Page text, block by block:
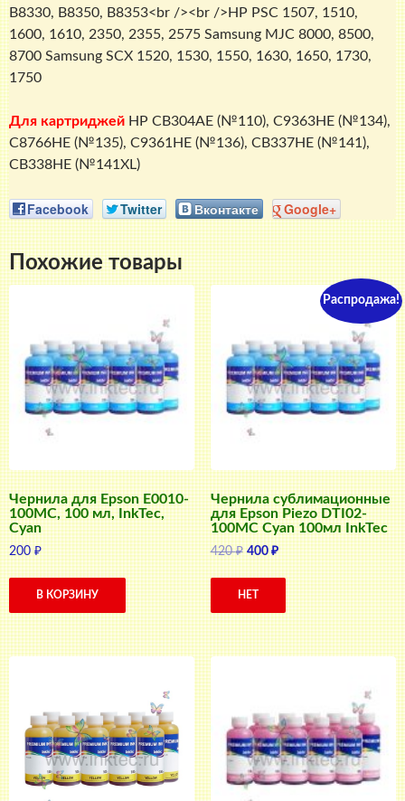
B8330, B8350, B8353<br /><br />HP PSC 1507, 1510,
1600, 1610, 2350, 2355, 2575 Samsung MJC 8000, 8500,
8700 Samsung SCX 1520, 1530, 1550, 1630, 1650, 1730,
1750
Для картриджей HP CB304AE (№110), C9363HE (№134),
C8766HE (№135), C9361HE (№136), CB337HE (№141),
CB338HE (№141XL)
Facebook Twitter Вконтакте Google+
Похожие товары
Чернила для Epson E0010-
100MC, 100 мл, InkTec,
Cyan
200₽
В КОРЗИНУ
Распродажа!
Чернила сублимационные
для Epson Piezo DTI02-
100MC Cyan 100мл InkTec
420₽ Первоначальная
цена
составляла
400₽Текущая
цена:
400 ₽.
НЕТ